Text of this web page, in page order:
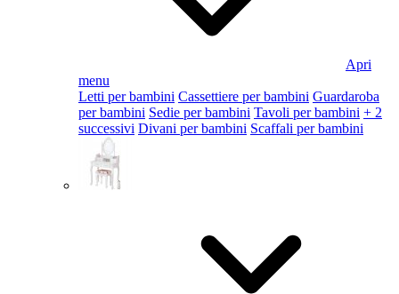
Apri
menu
Letti per bambini Cassettiere per bambini Guardaroba
per bambini Sedie per bambini Tavoli per bambini + 2
successivi Divani per bambini Scaffali per bambini